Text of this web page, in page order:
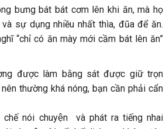
bưng bát bát cơm lên khi ăn, mà họ
sự dụng nhiều nhất thìa, đũa để ăn.
“chỉ có ăn mày mới cầm bát lên ăn”
được làm bằng sát được giữ trọn
thường khá nóng, bạn cần phải cẩn
chế nói chuyện và phát ra tiếng nhai